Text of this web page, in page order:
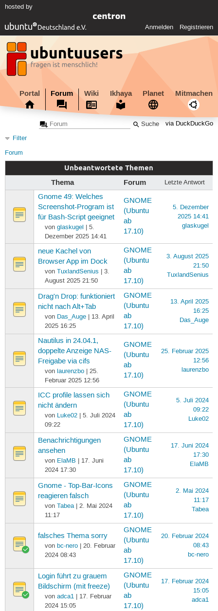
hosted by
Anmelden Registrieren
Portal Forum Wiki Ikhaya Planet Mitmachen
via DuckDuckGo
Filter
Forum
Unbeantwortete Themen
Thema Forum Letzte Antwort
Gnome 49: Welches
Screenshot-Program ist
für Bash-Script geeignet
von glaskugel | 5.
Dezember 2025 14:41
GNOME
(Ubuntu
ab
17.10)
5. Dezember
2025 14:41
glaskugel
neue Kachel von
Browser App im Dock
von TuxlandSenius | 3.
August 2025 21:50
GNOME
(Ubuntu
ab
17.10)
3. August 2025
21:50
TuxlandSenius
Drag'n Drop: funktioniert
nicht nach Alt+Tab
von Das_Auge| 13. April
2025 16:25
GNOME
(Ubuntu
ab
17.10)
13. April 2025
16:25
Das_Auge
Nautilus in 24.04.1,
doppelte Anzeige NAS-
Freigabe via cifs
von laurenzbo| 25.
Februar 2025 12:56
GNOME
(Ubuntu
ab
17.10)
25. Februar 2025
12:56
laurenzbo
ICC profile lassen sich
nicht ändern
von Luke02| 5. Juli 2024
09:22
GNOME
(Ubuntu
ab
17.10)
5. Juli 2024
09:22
Luke02
Benachrichtigungen
ansehen
von ElaMB | 17. Juni
2024 17:30
GNOME
(Ubuntu
ab
17.10)
17. Juni 2024
17:30
ElaMB
Gnome - Top-Bar-Icons
reagieren falsch
von Tabea| 2. Mai 2024
11:17
GNOME
(Ubuntu
ab
17.10)
2. Mai 2024
11:17
Tabea
falsches Thema sorry
von bc-nero| 20. Februar
2024 08:43
GNOME
(Ubuntu
ab
17.10)
20. Februar 2024
08:43
bc-nero
Login führt zu grauem
Bildschirm (mit freeze)
von adca1| 17. Februar
2024 15:05
GNOME
(Ubuntu
ab
17.10)
17. Februar 2024
15:05
adca1